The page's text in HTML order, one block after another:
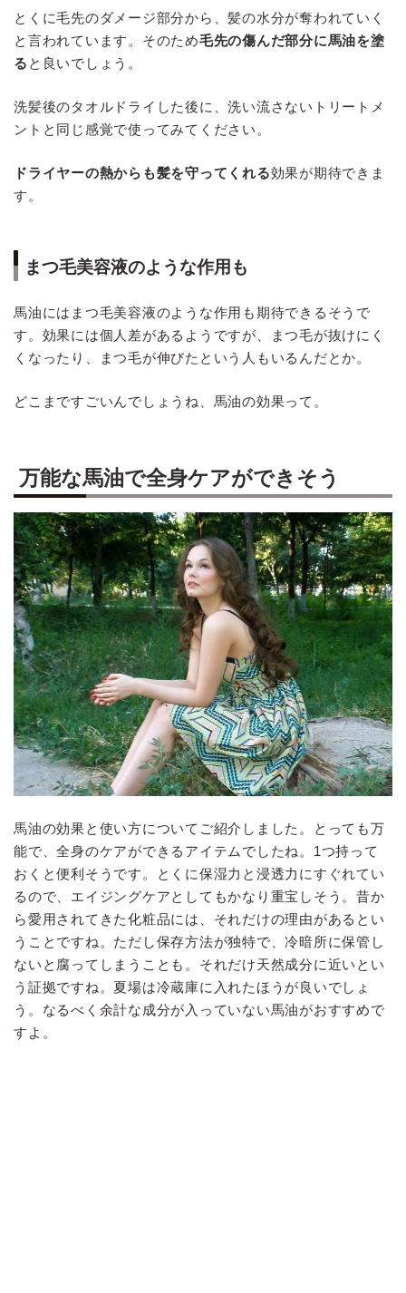
とくに毛先のダメージ部分から、髪の水分が奪われていく
と言われています。そのため毛先の傷んだ部分に馬油を塗
る と良いでしょう。
洗髪後のタオルドライした後に、洗い流さないトリートメ
ントと同じ感覚で使ってみてください。
ドライヤーの熱からも髪を守ってくれる効果が期待できま
す。
まつ毛美容液のような作用も
馬油にはまつ毛美容液のような作用も期待できるそうで
す。効果には個人差があるようですが、まつ毛が抜けにく
くなったり、まつ毛が伸びたという人もいるんだとか。
どこまですごいんでしょうね、馬油の効果って。
万能な馬油で全身ケアができそう
馬油の効果と使い方についてご紹介しました。とっても万
能で、全身のケアができるアイテムでしたね。1つ持って
おくと便利そうです。とくに保湿力と浸透力にすぐれてい
るので、エイジングケアとしてもかなり重宝しそう。昔か
ら愛用されてきた化粧品には、それだけの理由があるとい
うことですね。ただし保存方法が独特で、冷暗所に保管し
ないと腐ってしまうことも。それだけ天然成分に近いとい
う証拠ですね。夏場は冷蔵庫に入れたほうが良いでしょ
う。なるべく余計な成分が入っていない馬油がおすすめで
すよ。